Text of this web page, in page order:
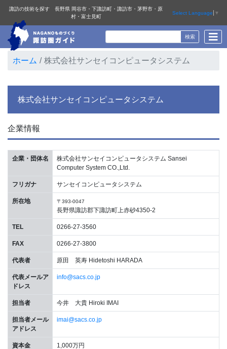
諏訪の技術を探す 長野県 岡谷市・下諏訪町・諏訪市・茅野市・原
村・富士見町
Select Language ▼
ホーム 株式会社サンセイコンピュータシステム
株式会社サンセイコンピュータシステム
企業情報
企業・団体名
株式会社サンセイコンピュータシステム Sansei
Computer System CO.,Ltd.
フリガナ サンセイコンピュータシステム
所在地 〒393-0047
長野県諏訪郡下諏訪町上赤砂4350-2
TEL 0266-27-3560
FAX 0266-27-3800
代表者 原田 英寿 Hidetoshi HARADA
代表メールア
ドレス
info@sacs.co.jp
担当者 今井 大貴 Hiroki IMAI
担当者メール
アドレス
imai@sacs.co.jp
資本金 1,000万円